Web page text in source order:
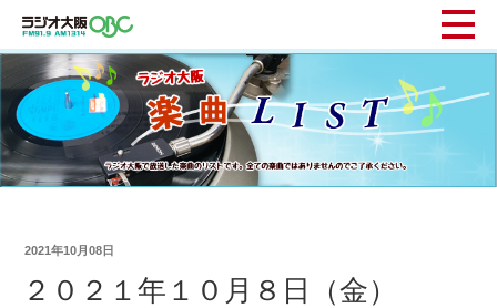
2021年10月08日
２０２１年１０月８日（金）